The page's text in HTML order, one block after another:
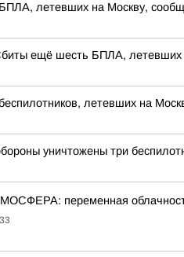
летевших на Москву,
ещё шесть БПЛА, летевших
летевших на
уничтожены три
переменная